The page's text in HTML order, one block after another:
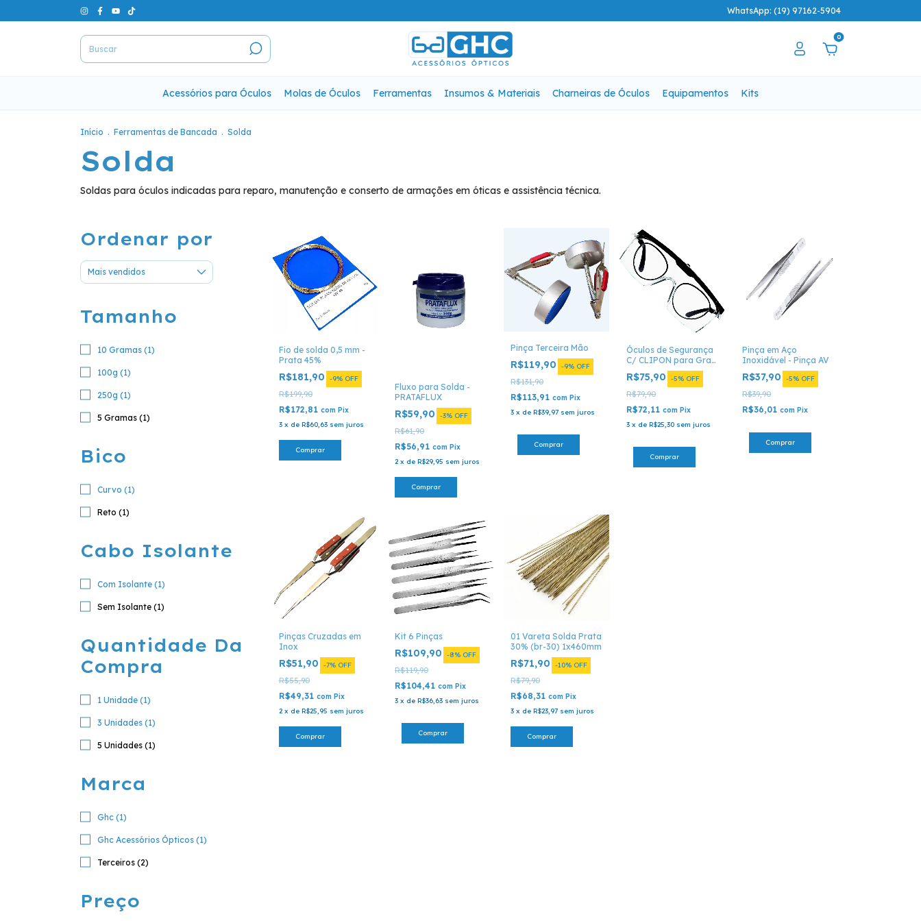
WhatsApp: (19) 97162-5904
0
Acessórios para Óculos Molas de Óculos Ferramentas Insumos & Materiais Charneiras de Óculos Equipamentos Kits
Início . Ferramentas de Bancada . Solda
Solda
Soldas para óculos indicadas para reparo, manutenção e conserto de armações em óticas e assistência técnica.
Ordenar por
Tamanho
10 Gramas (1)
100g (1)
250g (1)
5 Gramas (1)
Bico
Curvo (1)
Reto (1)
Cabo Isolante
Com Isolante (1)
Sem Isolante (1)
Quantidade Da
Compra
1 Unidade (1)
3 Unidades (1)
5 Unidades (1)
Marca
Ghc (1)
Ghc Acessórios Ópticos (1)
Terceiros (2)
Preço
Fio de solda 0,5 mm -
Prata 45%
R$181,90 -9% OFF
R$199,90
R$172,81 com Pix
3 x de R$60,63 sem juros
Comprar
Fluxo para Solda -
PRATAFLUX
R$59,90 -3% OFF
R$61,90
R$56,91 com Pix
2 x de R$29,95 sem juros
Comprar
Pinça Terceira Mão
R$119,90 -9% OFF
R$131,90
R$113,91 com Pix
3 x de R$39,97 sem juros
Óculos de Segurança
C/ CLIPON para Grau
- O.S.
R$75,90 -5% OFF
R$79,90
R$72,11 com Pix
3 x de R$25,30 sem juros
Pinça em Aço
Inoxidável - Pinça AV
R$37,90 -5% OFF
R$39,90
R$36,01 com Pix
Pinças Cruzadas em
Inox
R$51,90 -7% OFF
R$55,90
R$49,31 com Pix
2 x de R$25,95 sem juros
Comprar
Kit 6 Pinças
R$109,90 -8% OFF
R$119,90
R$104,41 com Pix
3 x de R$36,63 sem juros
01 Vareta Solda Prata
30% (br-30) 1x460mm
R$71,90 -10% OFF
R$79,90
R$68,31 com Pix
3 x de R$23,97 sem juros
Comprar